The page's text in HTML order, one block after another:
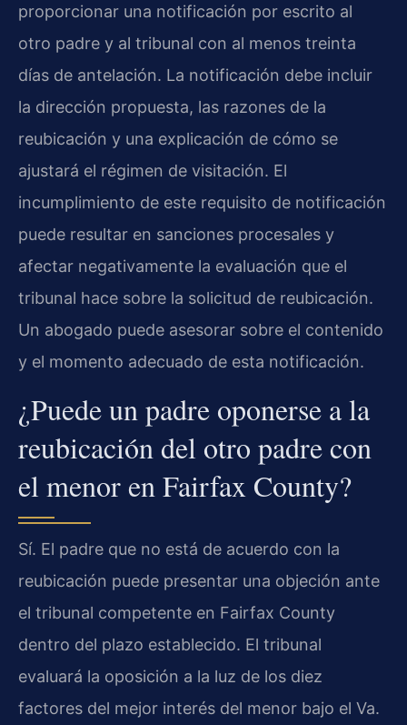
proporcionar una notificación por escrito al
otro padre y al tribunal con al menos treinta
días de antelación. La notificación debe incluir
la dirección propuesta, las razones de la
reubicación y una explicación de cómo se
ajustará el régimen de visitación. El
incumplimiento de este requisito de notificación
puede resultar en sanciones procesales y
afectar negativamente la evaluación que el
tribunal hace sobre la solicitud de reubicación.
Un abogado puede asesorar sobre el contenido
y el momento adecuado de esta notificación.
¿Puede un padre oponerse a la
reubicación del otro padre con
el menor en Fairfax County?
Sí. El padre que no está de acuerdo con la
reubicación puede presentar una objeción ante
el tribunal competente en Fairfax County
dentro del plazo establecido. El tribunal
evaluará la oposición a la luz de los diez
factores del mejor interés del menor bajo el Va.